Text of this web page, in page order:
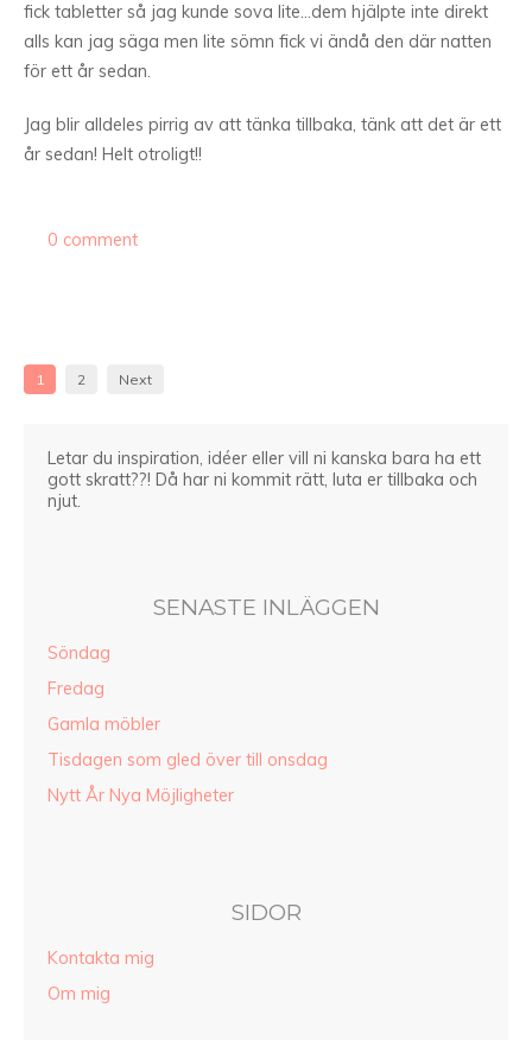
fick tabletter så jag kunde sova lite…dem hjälpte inte direkt
alls kan jag säga men lite sömn fick vi ändå den där natten
för ett år sedan.
Jag blir alldeles pirrig av att tänka tillbaka, tänk att det är ett
år sedan! Helt otroligt!!
0 comment
1 2 Next
Letar du inspiration, idéer eller vill ni kanska bara ha ett
gott skratt??! Då har ni kommit rätt, luta er tillbaka och
njut.
SENASTE INLÄGGEN
Söndag
Fredag
Gamla möbler
Tisdagen som gled över till onsdag
Nytt År Nya Möjligheter
SIDOR
Kontakta mig
Om mig